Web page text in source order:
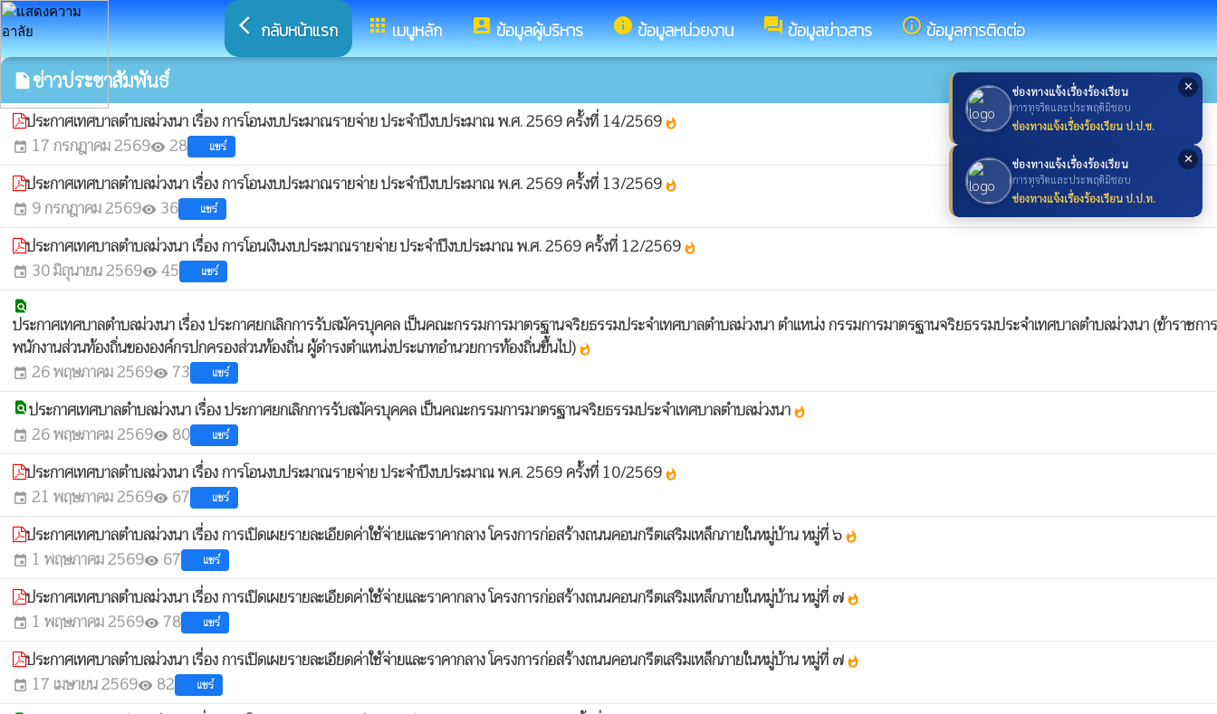
✕
ช่องทางแจ้งเรื่องร้องเรียน
การทุจริตและประพฤติมิชอบ
ช่องทางแจ้งเรื่องร้องเรียน ป.ป.ช.
✕
ช่องทางแจ้งเรื่องร้องเรียน
การทุจริตและประพฤติมิชอบ
ช่องทางแจ้งเรื่องร้องเรียน ป.ป.ท.
arrow_back_ios กลับหน้าแรก appsเมนูหลัก account_boxข้อมูลผู้บริหาร infoข้อมูลหน่วยงาน forumข้อมูลข่าวสาร info_outlineข้อมูลการติดต่อ
insert_drive_fileข่าวประชาสัมพันธ์
ประกาศเทศบาลตำบลม่วงนา เรื่อง การโอนงบประมาณรายจ่าย ประจำปีงบประมาณ พ.ศ. 2569 ครั้งที่ 14/2569 whatshot
event 17 กรกฎาคม 2569visibility 28 แชร์
ประกาศเทศบาลตำบลม่วงนา เรื่อง การโอนงบประมาณรายจ่าย ประจำปีงบประมาณ พ.ศ. 2569 ครั้งที่ 13/2569 whatshot
event 9 กรกฎาคม 2569visibility 36 แชร์
ประกาศเทศบาลตำบลม่วงนา เรื่อง การโอนเงินงบประมาณรายจ่าย ประจำปีงบประมาณ พ.ศ. 2569 ครั้งที่ 12/2569 whatshot
event 30 มิถุนายน 2569visibility 45 แชร์
find_in_page
ประกาศเทศบาลตำบลม่วงนา เรื่อง ประกาศยกเลิกการรับสมัครบุคคล เป็นคณะกรรมการมาตรฐานจริยธรรมประจำเทศบาลตำบลม่วงนา ตำแหน่ง กรรมการมาตรฐานจริยธรรมประจำเทศบาลตำบลม่วงนา (ข้าราชก
พนักงานส่วนท้องถิ่นขององค์กรปกครองส่วนท้องถิ่น ผู้ดำรงตำแหน่งประเภทอำนวยการท้องถิ่นขึ้นไป) whatshot
event 26 พฤษภาคม 2569visibility 73 แชร์
find_in_pageประกาศเทศบาลตำบลม่วงนา เรื่อง ประกาศยกเลิกการรับสมัครบุคคล เป็นคณะกรรมการมาตรฐานจริยธรรมประจำเทศบาลตำบลม่วงนา whatshot
event 26 พฤษภาคม 2569visibility 80 แชร์
ประกาศเทศบาลตำบลม่วงนา เรื่อง การโอนงบประมาณรายจ่าย ประจำปีงบประมาณ พ.ศ. 2569 ครั้งที่ 10/2569 whatshot
event 21 พฤษภาคม 2569visibility 67 แชร์
ประกาศเทศบาลตำบลม่วงนา เรี่อง การเปิดเผยรายละเอียดค่าใช้จ่ายและราคากลาง โครงการก่อสร้างถนนคอนกรีตเสริมเหล็กภายในหมู่บ้าน หมู่ที่ ๖ whatshot
event 1 พฤษภาคม 2569visibility 67 แชร์
ประกาศเทศบาลตำบลม่วงนา เรี่อง การเปิดเผยรายละเอียดค่าใช้จ่ายและราคากลาง โครงการก่อสร้างถนนคอนกรีตเสริมเหล็กภายในหมู่บ้าน หมู่ที่ ๗ whatshot
event 1 พฤษภาคม 2569visibility 78 แชร์
ประกาศเทศบาลตำบลม่วงนา เรี่อง การเปิดเผยรายละเอียดค่าใช้จ่ายและราคากลาง โครงการก่อสร้างถนนคอนกรีตเสริมเหล็กภายในหมู่บ้าน หมู่ที่ ๗ whatshot
event 17 เมษายน 2569visibility 82 แชร์